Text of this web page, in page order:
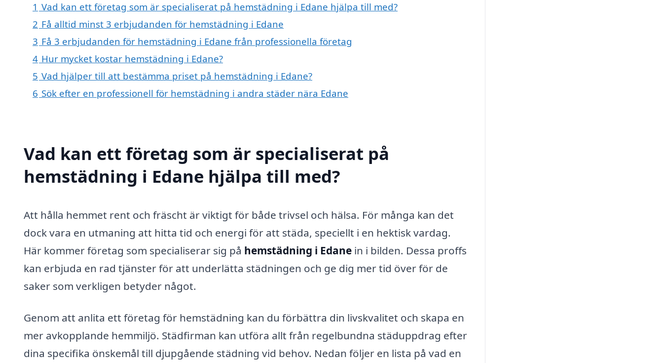
1 Vad kan ett företag som är specialiserat på hemstädning i Edane hjälpa till med?
2 Få alltid minst 3 erbjudanden för hemstädning i Edane
3 Få 3 erbjudanden för hemstädning i Edane från professionella företag
4 Hur mycket kostar hemstädning i Edane?
5 Vad hjälper till att bestämma priset på hemstädning i Edane?
6 Sök efter en professionell för hemstädning i andra städer nära Edane
Vad kan ett företag som är specialiserat på
hemstädning i Edane hjälpa till med?
Att hålla hemmet rent och fräscht är viktigt för både trivsel och hälsa. För många kan det
dock vara en utmaning att hitta tid och energi för att städa, speciellt i en hektisk vardag.
Här kommer företag som specialiserar sig på hemstädning i Edane in i bilden. Dessa proffs
kan erbjuda en rad tjänster för att underlätta städningen och ge dig mer tid över för de
saker som verkligen betyder något.
Genom att anlita ett företag för hemstädning kan du förbättra din livskvalitet och skapa en
mer avkopplande hemmiljö. Städfirman kan utföra allt från regelbundna städuppdrag efter
dina specifika önskemål till djupgående städning vid behov. Nedan följer en lista på vad en